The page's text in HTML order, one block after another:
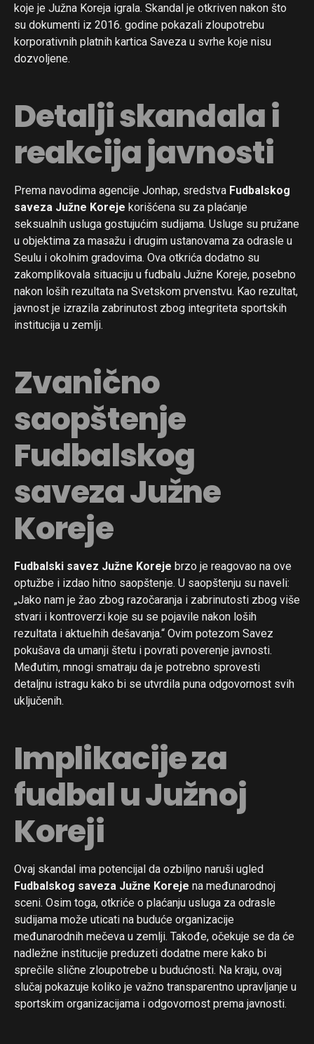
koje je Južna Koreja igrala. Skandal je otkriven nakon što
su dokumenti iz 2016. godine pokazali zloupotrebu
korporativnih platnih kartica Saveza u svrhe koje nisu
dozvoljene.
Detalji skandala i
reakcija javnosti
Prema navodima agencije Jonhap, sredstva Fudbalskog
saveza Južne Koreje korišćena su za plaćanje
seksualnih usluga gostujućim sudijama. Usluge su pružane
u objektima za masažu i drugim ustanovama za odrasle u
Seulu i okolnim gradovima. Ova otkrića dodatno su
zakomplikovala situaciju u fudbalu Južne Koreje, posebno
nakon loših rezultata na Svetskom prvenstvu. Kao rezultat,
javnost je izrazila zabrinutost zbog integriteta sportskih
institucija u zemlji.
Zvanično
saopštenje
Fudbalskog
saveza Južne
Koreje
Fudbalski savez Južne Koreje brzo je reagovao na ove
optužbe i izdao hitno saopštenje. U saopštenju su naveli:
„Jako nam je žao zbog razočaranja i zabrinutosti zbog više
stvari i kontroverzi koje su se pojavile nakon loših
rezultata i aktuelnih dešavanja.“ Ovim potezom Savez
pokušava da umanji štetu i povrati poverenje javnosti.
Međutim, mnogi smatraju da je potrebno sprovesti
detaljnu istragu kako bi se utvrdila puna odgovornost svih
uključenih.
Implikacije za
fudbal u Južnoj
Koreji
Ovaj skandal ima potencijal da ozbiljno naruši ugled
Fudbalskog saveza Južne Koreje na međunarodnoj
sceni. Osim toga, otkriće o plaćanju usluga za odrasle
sudijama može uticati na buduće organizacije
međunarodnih mečeva u zemlji. Takođe, očekuje se da će
nadležne institucije preduzeti dodatne mere kako bi
sprečile slične zloupotrebe u budućnosti. Na kraju, ovaj
slučaj pokazuje koliko je važno transparentno upravljanje u
sportskim organizacijama i odgovornost prema javnosti.